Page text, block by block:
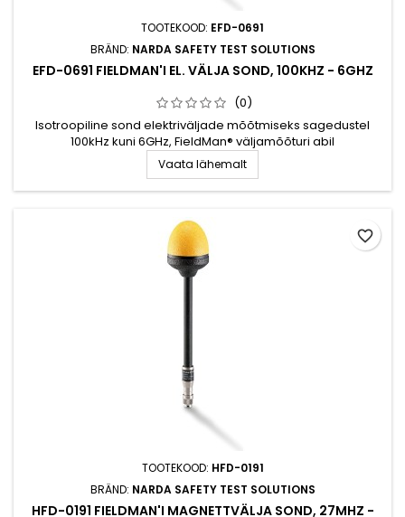
TOOTEKOOD: EFD-0691
BRÄND: NARDA SAFETY TEST SOLUTIONS
EFD-0691 FIELDMAN'I EL. VÄLJA SOND, 100KHZ - 6GHZ
(0)
Isotroopiline sond elektriväljade mõõtmiseks sagedustel
100kHz kuni 6GHz, FieldMan® väljamõõturi abil
Vaata lähemalt
TOOTEKOOD: HFD-0191
BRÄND: NARDA SAFETY TEST SOLUTIONS
HFD-0191 FIELDMAN'I MAGNETTVÄLJA SOND, 27MHZ -
favorite_border